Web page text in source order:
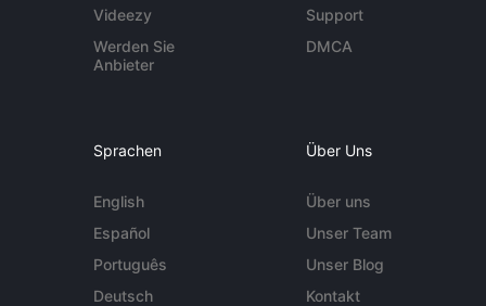
Videezy
Werden Sie
Anbieter
Support
DMCA
Sprachen
English
Español
Português
Deutsch
Über Uns
Über uns
Unser Team
Unser Blog
Kontakt